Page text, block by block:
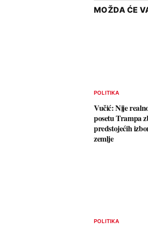
MOŽDA ĆE
POLITIKA
Vučić: Nije
posetu Trampa
predstojećih
zemlje
POLITIKA